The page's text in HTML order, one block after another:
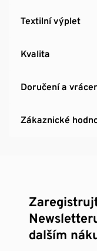
Textilní výplet
Kvalita
Doručení a
Zákaznické
dalším